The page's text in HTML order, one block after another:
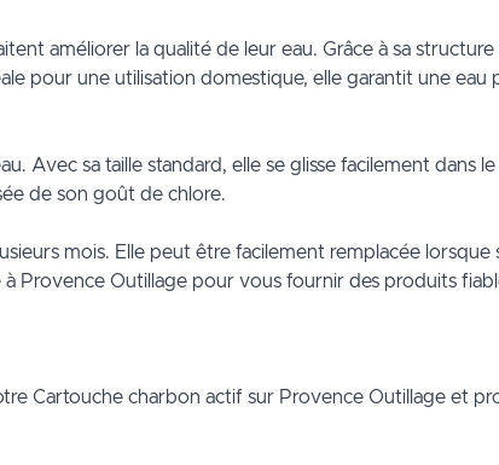
améliorer la qualité de leur eau. Grâce à sa
pour une utilisation domestique, elle garantit une eau
Avec sa taille standard, elle se glisse facilement dans
de son goût de chlore.
mois. Elle peut être facilement remplacée lorsque
Provence Outillage pour vous fournir des produits
Cartouche charbon actif sur Provence Outillage et